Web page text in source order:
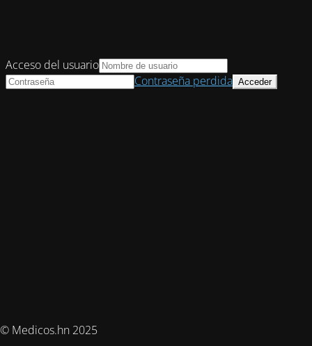
© Medicos.hn 2025
Acceso del usuario
Contraseña perdida